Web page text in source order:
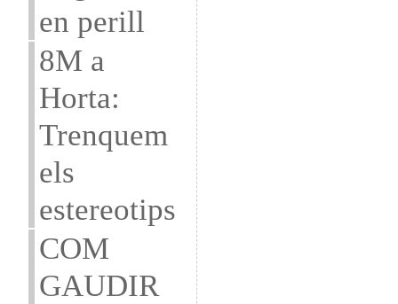
en perill
8M a
Horta:
Trenquem
els
estereotips
COM
GAUDIR